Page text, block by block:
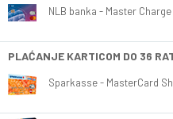
NLB banka - Master
PLAĆANJE KARTICOM DO 36
Sparkasse - MasterCard